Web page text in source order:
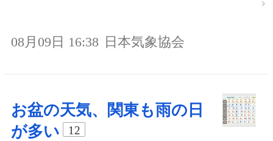
08月09日 16:38 日本気象協会
お盆の天気、関東も雨の日
が多い
12